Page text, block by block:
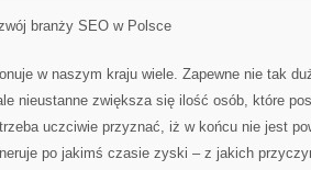
branży SEO w Polsce
w naszym kraju wiele. Zapewne nie tak
nieustanne zwiększa się ilość osób, które
uczciwie przyznać, iż w końcu nie jest
po jakimś czasie zyski – z jakich